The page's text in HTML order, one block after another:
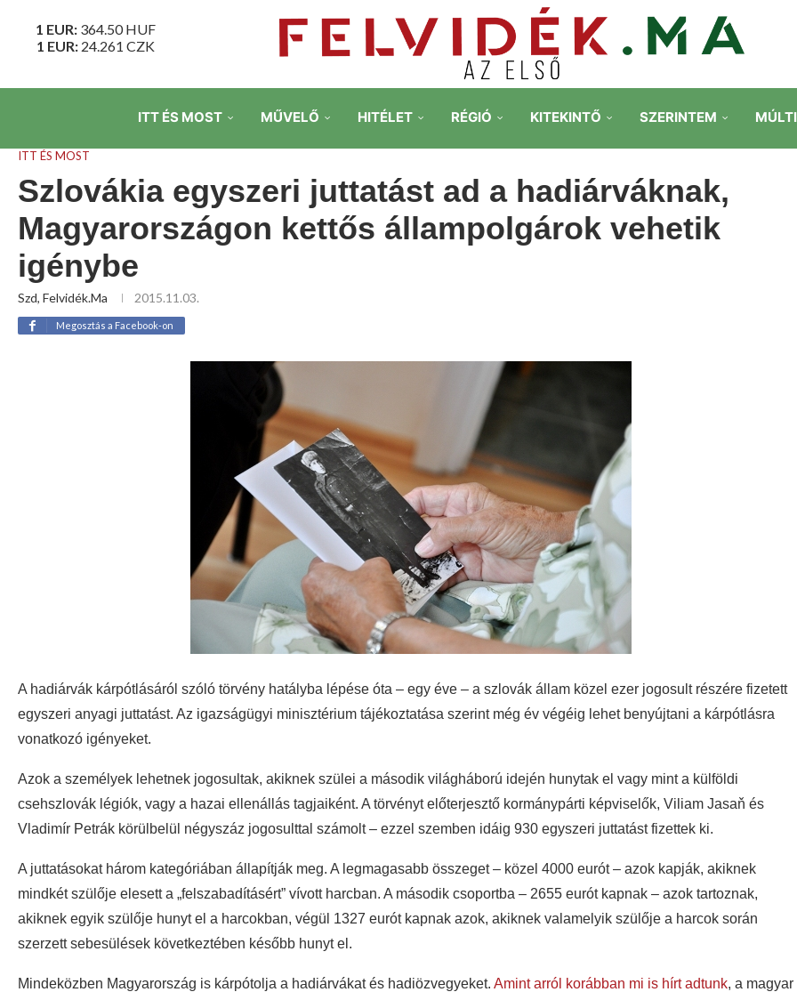
1 EUR: 364.50HUF
1 EUR: 24.261 CZK
ITT ÉS MOST MŰVELŐ HITÉLET RÉGIÓ KITEKINTŐ SZERINTEM
ITT ÉS MOST
Szlovákia egyszeri juttatást ad a hadiárváknak,
Magyarországon kettős állampolgárok vehetik
igénybe
Szd, Felvidék.ma 2015.11.03.
Megosztás a Facebook-on
A hadiárvák kárpótlásáról szóló törvény hatályba lépése óta – egy éve – a szlovák állam közel ezer jogosult részére fizetett
egyszeri anyagi juttatást. Az igazságügyi minisztérium tájékoztatása szerint még év végéig lehet benyújtani a kárpótlásra
vonatkozó igényeket.
Azok a személyek lehetnek jogosultak, akiknek szülei a második világháború idején hunytak el vagy mint a külföldi
csehszlovák légiók, vagy a hazai ellenállás tagjaiként. A törvényt előterjesztő kormánypárti képviselők, Viliam Jasaň és
Vladimír Petrák körülbelül négyszáz jogosulttal számolt – ezzel szemben idáig 930 egyszeri juttatást fizettek ki.
A juttatásokat három kategóriában állapítják meg. A legmagasabb összeget – közel 4000 eurót – azok kapják, akiknek
mindkét szülője elesett a „felszabadításért” vívott harcban. A második csoportba – 2655 eurót kapnak – azok tartoznak,
akiknek egyik szülője hunyt el a harcokban, végül 1327 eurót kapnak azok, akiknek valamelyik szülője a harcok során
szerzett sebesülések következtében később hunyt el.
Mindeközben Magyarország is kárpótolja a hadiárvákat és hadiözvegyeket. Amint arról korábban mi is hírt adtunk, a magyar